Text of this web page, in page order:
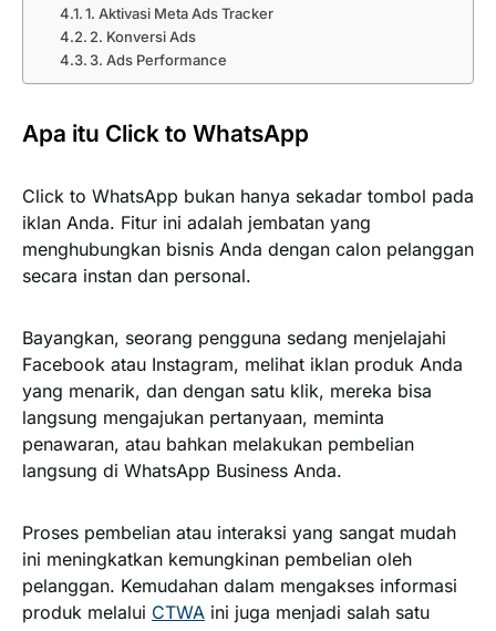
1. Aktivasi Meta Ads Tracker
2. Konversi Ads
3. Ads Performance
Apa itu Click to WhatsApp
Click to WhatsApp bukan hanya sekadar tombol pada
iklan Anda. Fitur ini adalah jembatan yang
menghubungkan bisnis Anda dengan calon pelanggan
secara instan dan personal.
Bayangkan, seorang pengguna sedang menjelajahi
Facebook atau Instagram, melihat iklan produk Anda
yang menarik, dan dengan satu klik, mereka bisa
langsung mengajukan pertanyaan, meminta
penawaran, atau bahkan melakukan pembelian
langsung di WhatsApp Business Anda.
Proses pembelian atau interaksi yang sangat mudah
ini meningkatkan kemungkinan pembelian oleh
pelanggan. Kemudahan dalam mengakses informasi
produk melalui CTWA ini juga menjadi salah satu